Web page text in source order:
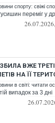
спорту: свіжі
переміг у
ВЖЕ
НА ЇЇ
в світі: читати
випадок за 3 дні